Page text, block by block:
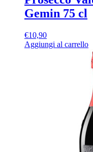
Gemin 75 cl
€10,90
Aggiungi al carrello